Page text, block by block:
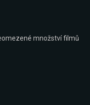
množství filmů